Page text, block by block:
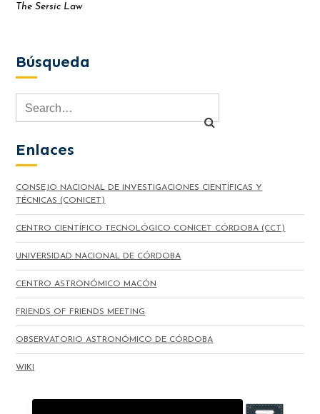
The Sersic Law
Búsqueda
Enlaces
CONSEJO NACIONAL DE INVESTIGACIONES CIENTÍFICAS Y
TÉCNICAS (CONICET)
CENTRO CIENTÍFICO TECNOLÓGICO CONICET CÓRDOBA (CCT)
UNIVERSIDAD NACIONAL DE CÓRDOBA
CENTRO ASTRONÓMICO MACÓN
FRIENDS OF FRIENDS MEETING
OBSERVATORIO ASTRONÓMICO DE CÓRDOBA
WIKI